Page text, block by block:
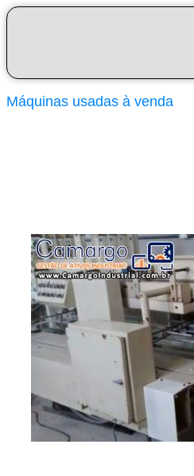
Máquinas usadas à venda